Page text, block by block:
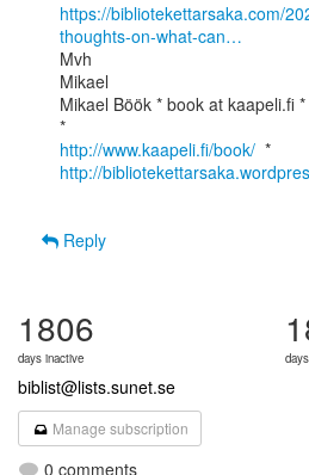
https://bibliotekettarsaka.com/
thoughts-on-what-can…
Mvh
Mikael
Mikael Böök * book at kaapeli.fi
http://www.kaapeli.fi/book/
http://
Reply
1806
days inactive
biblist@lists.sunet.se
Manage subscription
0 comments